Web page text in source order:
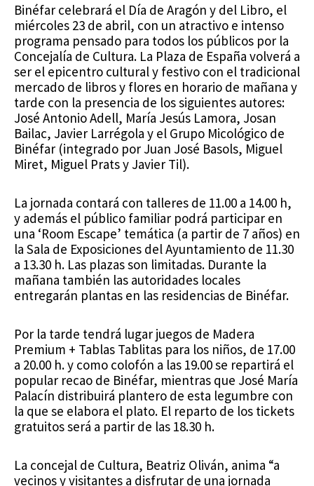
Binéfar celebrará el Día de Aragón y del Libro, el
miércoles 23 de abril, con un atractivo e intenso
programa pensado para todos los públicos por la
Concejalía de Cultura. La Plaza de España volverá a
ser el epicentro cultural y festivo con el tradicional
mercado de libros y flores en horario de mañana y
tarde con la presencia de los siguientes autores:
José Antonio Adell, María Jesús Lamora, Josan
Bailac, Javier Larrégola y el Grupo Micológico de
Binéfar (integrado por Juan José Basols, Miguel
Miret, Miguel Prats y Javier Til).
La jornada contará con talleres de 11.00 a 14.00 h,
y además el público familiar podrá participar en
una ‘Room Escape’ temática (a partir de 7 años) en
la Sala de Exposiciones del Ayuntamiento de 11.30
a 13.30 h. Las plazas son limitadas. Durante la
mañana también las autoridades locales
entregarán plantas en las residencias de Binéfar.
Por la tarde tendrá lugar juegos de Madera
Premium + Tablas Tablitas para los niños, de 17.00
a 20.00 h. y como colofón a las 19.00 se repartirá el
popular recao de Binéfar, mientras que José María
Palacín distribuirá plantero de esta legumbre con
la que se elabora el plato. El reparto de los tickets
gratuitos será a partir de las 18.30 h.
La concejal de Cultura, Beatriz Oliván, anima “a
vecinos y visitantes a disfrutar de una jornada